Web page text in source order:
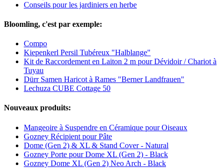
Conseils pour les jardiniers en herbe
Bloomling, c'est par exemple:
Compo
Kiepenkerl Persil Tubéreux "Halblange"
Kit de Raccordement en Laiton 2 m pour Dévidoir / Chariot à
Tuyau
Dürr Samen Haricot à Rames "Berner Landfrauen"
Lechuza CUBE Cottage 50
Nouveaux produits:
Mangeoire à Suspendre en Céramique pour Oiseaux
Gozney Récipient pour Pâte
Dome (Gen 2) & XL & Stand Cover - Natural
Gozney Porte pour Dome XL (Gen 2) - Black
Gozney Dome XL (Gen 2) Neo Arch - Black